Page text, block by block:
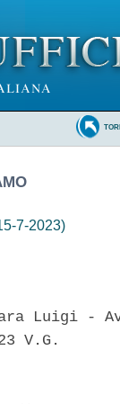
7-2023)
Luigi -
V.G.